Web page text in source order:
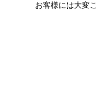
お客様には大変